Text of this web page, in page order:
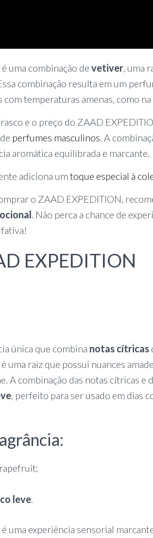
uma combinação de vetiver, uma
combinação resulta em um
temperaturas amenas, como
e o preço do ZAAD
perfumes masculinos. A
aromática equilibrada e marcante.
adiciona um toque especial à
o ZAAD EXPEDITION,
. Não perca a chance de
EXPEDITION
única que combina notas cítricas
uma raiz que possui nuances
A combinação das notas cítricas e
, perfeito para ser usado em dias
leve.
uma experiência sensorial